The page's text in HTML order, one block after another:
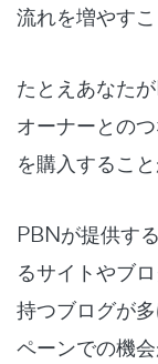
流れを増やすこ
たとえあなた
オーナーとの
を購入すること
PBNが提供す
るサイトやブ
持つブログが
ペーンでの機会